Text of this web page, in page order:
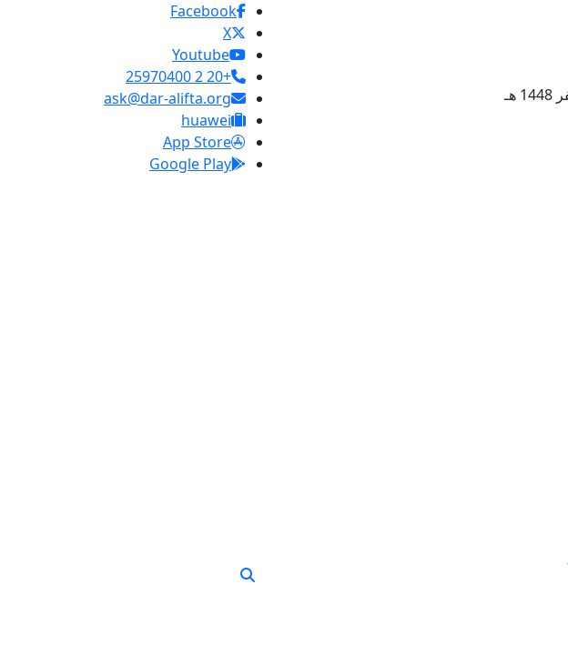
Facebook
X
Youtube
+20 2 25970400
ask@dar-alifta.org
huawei
App Store
Google Play